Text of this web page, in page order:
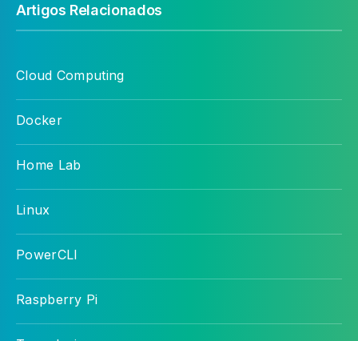
Artigos Relacionados
Cloud Computing
Docker
Home Lab
Linux
PowerCLI
Raspberry Pi